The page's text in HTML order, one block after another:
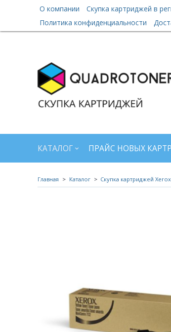
О компании Скупка картриджей в
Политика конфиденциальности
КАТАЛОГ ПРАЙС НОВЫХ
Главная Каталог Скупка картриджей Xerox